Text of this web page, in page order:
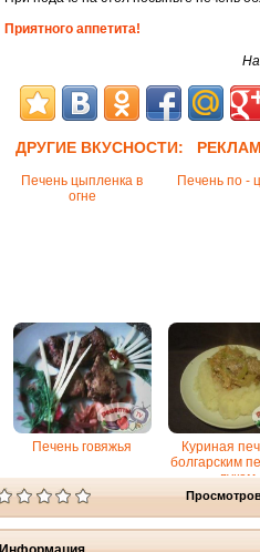
Приятного аппетита!
ДРУГИЕ ВКУСНОСТИ:
Печень цыпленка в
огне
Печень по -
Печень говяжья
Куриная
болгарским
луком